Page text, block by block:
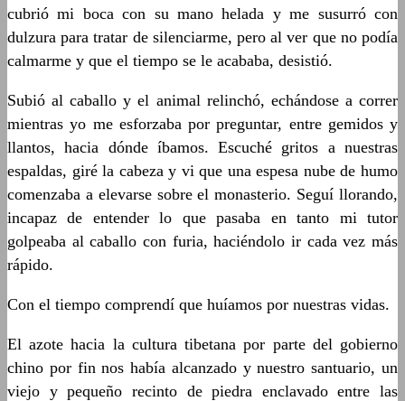
cubrió mi boca con su mano helada y me susurró con
dulzura para tratar de silenciarme, pero al ver que no podía
calmarme y que el tiempo se le acababa, desistió.
Subió al caballo y el animal relinchó, echándose a correr
mientras yo me esforzaba por preguntar, entre gemidos y
llantos, hacia dónde íbamos. Escuché gritos a nuestras
espaldas, giré la cabeza y vi que una espesa nube de humo
comenzaba a elevarse sobre el monasterio. Seguí llorando,
incapaz de entender lo que pasaba en tanto mi tutor
golpeaba al caballo con furia, haciéndolo ir cada vez más
rápido.
Con el tiempo comprendí que huíamos por nuestras vidas.
El azote hacia la cultura tibetana por parte del gobierno
chino por fin nos había alcanzado y nuestro santuario, un
viejo y pequeño recinto de piedra enclavado entre las